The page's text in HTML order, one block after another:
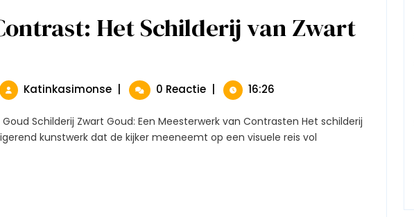
Het Schilderij van Zwart
KatinkasimonsePrachtig
Contrast:
Het
Schilderij
0 Reactie 16:26
kunstwerk dat de kijker meeneemt op een visuele reis vol